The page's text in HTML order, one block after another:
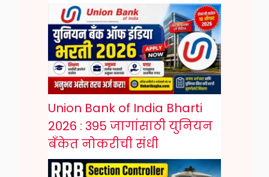
Union Bank of India Bharti
2026 : 395 जागांसाठी युनियन
बँकेत नोकरीची संधी